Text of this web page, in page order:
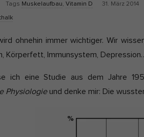
Tags Muskelaufbau, Vitamin D P
l
i
31. März 2014
ohnehin immer wichtiger. Wir
Körperfett, Immunsystem,
ich eine Studie aus dem Jahre
Physiologie und denke mir: Die